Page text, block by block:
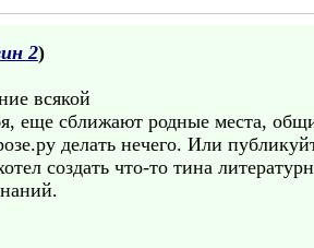
2)
всякой
еще сближают родные места,
делать нечего. Или
создать что-то тина